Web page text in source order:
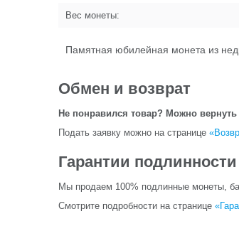
Вес монеты:
Памятная юбилейная монета из
Обмен и возврат
Не понравился товар? Можно
Подать заявку можно на странице
Гарантии подлинности
Мы продаем 100% подлинные монеты,
Смотрите подробности на странице